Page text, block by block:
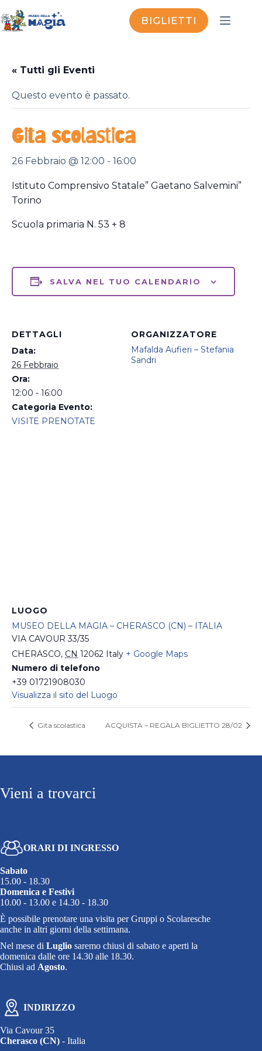
al
contenuto
BIGLIETTI
« Tutti gli Eventi
Questo evento è passato.
Gita scolastica
26 Febbraio @ 12:00 - 16:00
Istituto Comprensivo Statale” Gaetano Salvemini”
Torino
Scuola primaria N. 53 + 8
SALVA NEL TUO CALENDARIO
DETTAGLI
Data:
26 Febbraio
Ora:
12:00 - 16:00
Categoria Evento:
VISITE PRENOTATE
ORGANIZZATORE
Mafalda Aufieri – Stefania
Sandri
LUOGO
MUSEO DELLA MAGIA – CHERASCO (CN) – ITALIA
VIA CAVOUR 33/35
CHERASCO, CN 12062 Italy + Google Maps
Numero di telefono
+39 01721908030
Visualizza il sito del Luogo
Gita scolastica ACQUISTA – REGALA BIGLIETTO 28/02
Vieni a trovarci
ORARI DI INGRESSO
Sabato
15.00 - 18.30
Domenica e Festivi
10.00 - 13.00 e 14.30 - 18.30
È possibile prenotare una visita per Gruppi o Scolaresche
anche in altri giorni della settimana.
Nel mese di Luglio saremo chiusi di sabato e aperti la
domenica dalle ore 14.30 alle 18.30.
Chiusi ad Agosto.
INDIRIZZO
Via Cavour 35
Cherasco (CN) - Italia